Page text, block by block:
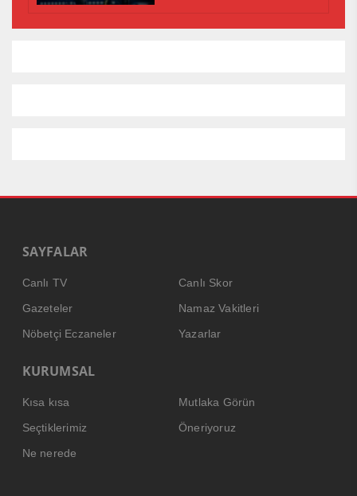
SAYFALAR
Canlı TV
Canlı Skor
Gazeteler
Namaz Vakitleri
Nöbetçi Eczaneler
Yazarlar
KURUMSAL
Kısa kısa
Mutlaka Görün
Seçtiklerimiz
Öneriyoruz
Ne nerede